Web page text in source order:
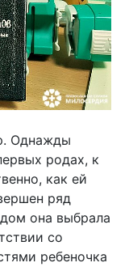
Однажды
родах, к
как ей
ряд
она выбрала
со
ребеночка